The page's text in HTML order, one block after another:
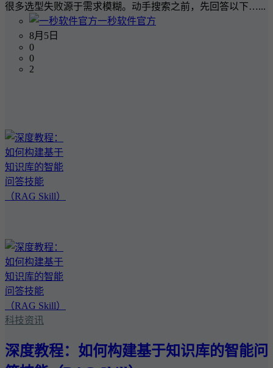
很多选型失败源于需求模糊。动手搜索之前，先回答以下…...
一秒软件官方
8月5日
0
0
2
科技资讯
深度教程：如何构建基于知识库的智能问